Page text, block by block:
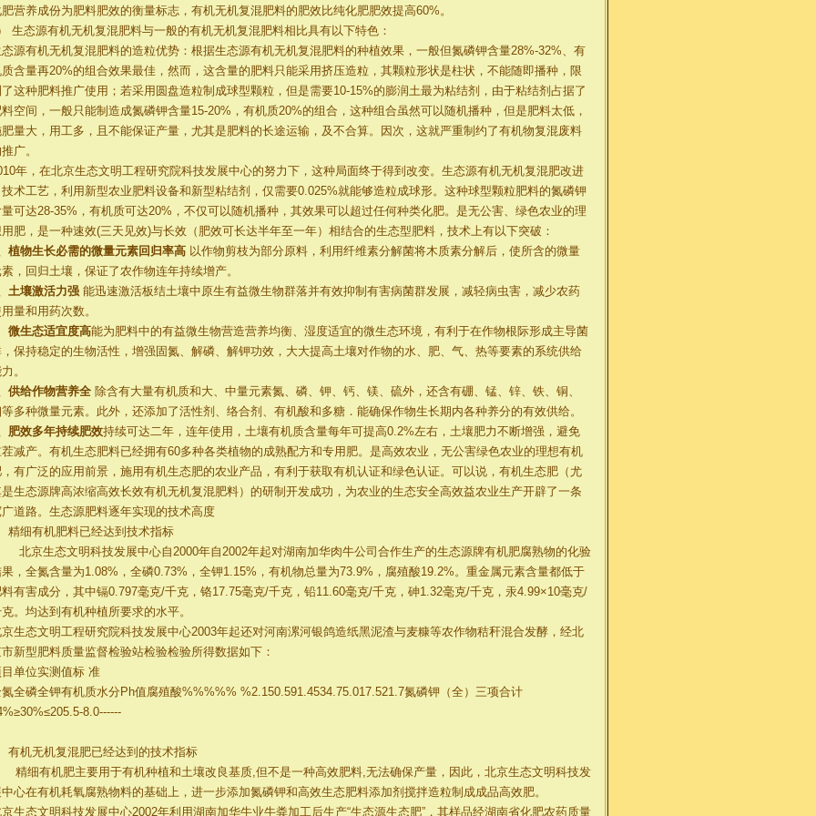
营养成份为肥料肥效的衡量标志，有机无机复混肥料的肥效比纯化肥肥效提高60%。
生态源有机无机复混肥料与一般的有机无机复混肥料相比具有以下特色：
源有机无机复混肥料的造粒优势：根据生态源有机无机复混肥料的种植效果，一般但氮磷钾含量28%-32%、有
含量再20%的组合效果最佳，然而，这含量的肥料只能采用挤压造粒，其颗粒形状是柱状，不能随即播种，限
这种肥料推广使用；若采用圆盘造粒制成球型颗粒，但是需要10-15%的膨润土最为粘结剂，由于粘结剂占据了
空间，一般只能制造成氮磷钾含量15-20%，有机质20%的组合，这种组合虽然可以随机播种，但是肥料太低，
量大，用工多，且不能保证产量，尤其是肥料的长途运输，及不合算。因次，这就严重制约了有机物复混废料
广。
年，在北京生态文明工程研究院科技发展中心的努力下，这种局面终于得到改变。生态源有机无机复混肥改进
术工艺，利用新型农业肥料设备和新型粘结剂，仅需要0.025%就能够造粒成球形。这种球型颗粒肥料的氮磷钾
可达28-35%，有机质可达20%，不仅可以随机播种，其效果可以超过任何种类化肥。是无公害、绿色农业的理
肥，是一种速效(三天见效)与长效（肥效可长达半年至一年）相结合的生态型肥料，技术上有以下突破：
植物生长必需的微量元素回归率高 以作物剪枝为部分原料，利用纤维素分解菌将木质素分解后，使所含的微量
，回归土壤，保证了农作物连年持续增产。
土壤激活力强 能迅速激活板结土壤中原生有益微生物群落并有效抑制有害病菌群发展，减轻病虫害，减少农药
量和用药次数。
微生态适宜度高能为肥料中的有益微生物营造营养均衡、湿度适宜的微生态环境，有利于在作物根际形成主导菌
保持稳定的生物活性，增强固氮、解磷、解钾功效，大大提高土壤对作物的水、肥、气、热等要素的系统供给
。
供给作物营养全 除含有大量有机质和大、中量元素氮、磷、钾、钙、镁、硫外，还含有硼、锰、锌、铁、铜、
多种微量元素。此外，还添加了活性剂、络合剂、有机酸和多糖．能确保作物生长期内各种养分的有效供给。
肥效多年持续肥效持续可达二年，连年使用，土壤有机质含量每年可提高0.2%左右，土壤肥力不断增强，避免
减产。有机生态肥料已经拥有60多种各类植物的成熟配方和专用肥。是高效农业，无公害绿色农业的理想有机
有广泛的应用前景，施用有机生态肥的农业产品，有利于获取有机认证和绿色认证。可以说，有机生态肥（尤
生态源牌高浓缩高效长效有机无机复混肥料）的研制开发成功，为农业的生态安全高效益农业生产开辟了一条
道路。生态源肥料逐年实现的技术高度
精细有机肥料已经达到技术指标
京生态文明科技发展中心自2000年自2002年起对湖南加华肉牛公司合作生产的生态源牌有机肥腐熟物的化验
，全氮含量为1.08%，全磷0.73%，全钾1.15%，有机物总量为73.9%，腐殖酸19.2%。重金属元素含量都低于
有害成分，其中镉0.797毫克/千克，铬17.75毫克/千克，铅11.60毫克/千克，砷1.32毫克/千克，汞4.99×10毫克/
。均达到有机种植所要求的水平。
生态文明工程研究院科技发展中心2003年起还对河南漯河银鸽造纸黑泥渣与麦糠等农作物秸秆混合发酵，经北
新型肥料质量监督检验站检验检验所得数据如下：
单位实测值标 准
全磷全钾有机质水分Ph值腐殖酸%%%%% %2.150.591.4534.75.017.521.7氮磷钾（全）三项合计
8.0------
有机无机复混肥已经达到的技术指标
细有机肥主要用于有机种植和土壤改良基质,但不是一种高效肥料,无法确保产量，因此，北京生态文明科技发
心在有机耗氧腐熟物料的基础上，进一步添加氮磷钾和高效生态肥料添加剂搅拌造粒制成成品高效肥。
生态文明科技发展中心2002年利用湖南加华牛业牛粪加工后生产“生态源生态肥”，其样品经湖南省化肥农药质量